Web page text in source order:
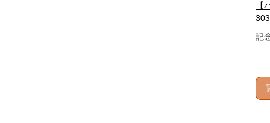
303
記